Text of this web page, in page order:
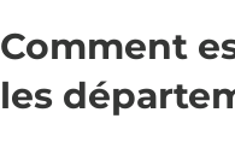
Comment
les